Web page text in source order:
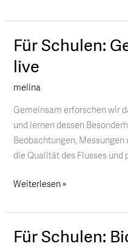
Für Schulen:
live
melina
Gemeinsam erforschen wir
und lernen dessen
Beobachtungen,
die Qualität des Flusses
Für
Gewässerqualität
live
Weiterlesen »
Für Schulen:
Für